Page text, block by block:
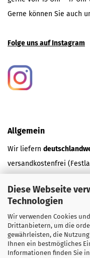
Diese Webseite
Technologien
Wir verwenden Cookies
Drittanbietern, um die
gewährleisten, die
Ihnen ein bestmögliches
Informationen finden Sie
Gerne können Sie auch
Folge uns auf Instagram
Allgemein
Wir liefern
versandkostenfrei
und
***neu*** Österreich ab